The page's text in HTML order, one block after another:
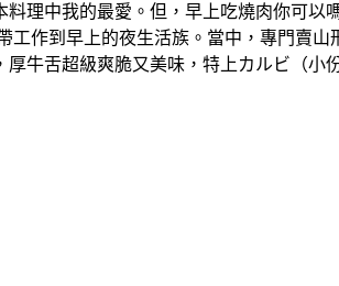
理中我的最愛。但，早上吃燒肉你可
作到早上的夜生活族。當中，專門賣
牛舌超級爽脆又美味，特上カルビ（